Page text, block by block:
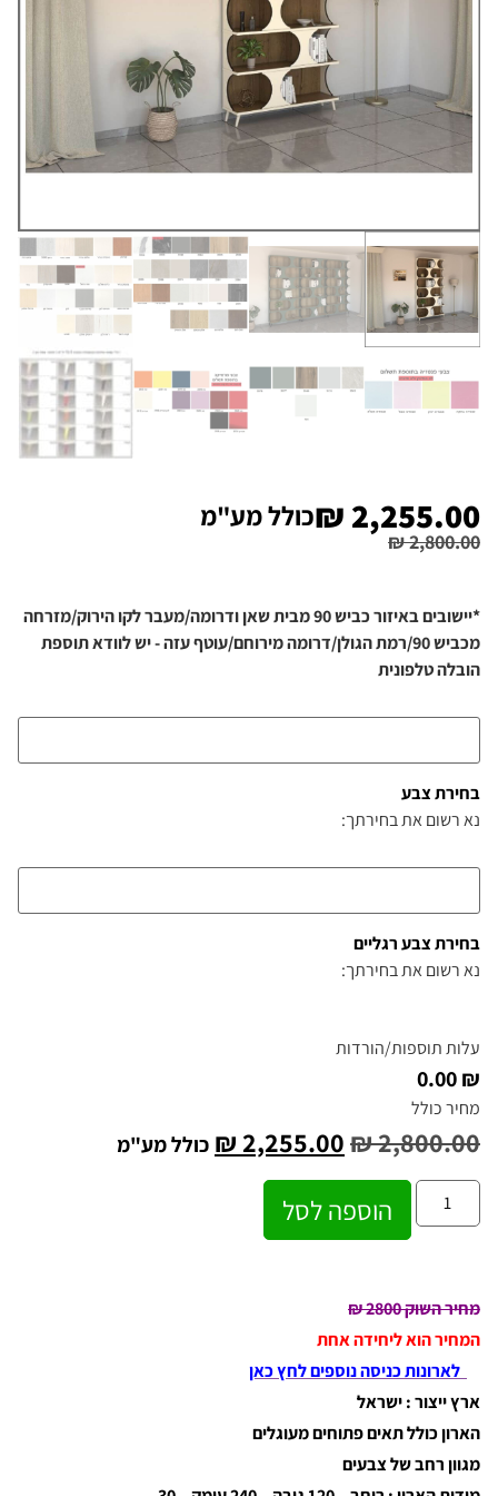
₪2,800.00
₪ 2,255.00 כולל מע"מ
*יישובים באיזור כביש 90 מבית שאן ודרומה/מעבר לקו הירוק/מזרחה
מכביש 90/רמת הגולן/דרומה מירוחם/עוטף עזה - יש לוודא תוספת
הובלה טלפונית
בחירת צבע
נא רשום את בחירתך:
בחירת צבע רגליים
נא רשום את בחירתך:
עלות תוספות/הורדות
₪ 0.00
מחיר כולל
₪2,800.00
₪2,255.00 כולל מע"מ
הוספה לסל
מחיר השוק 2800 ₪
המחיר הוא ליחידה אחת
לארונות כניסה נוספים לחץ כאן
ארץ ייצור : ישראל
הארון כולל תאים פתוחים מעוגלים
מגוון רחב של צבעים